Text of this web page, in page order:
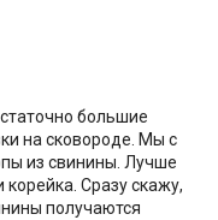
большие
на сковороде. Мы с
из свинины. Лучше
Сразу скажу,
получаются